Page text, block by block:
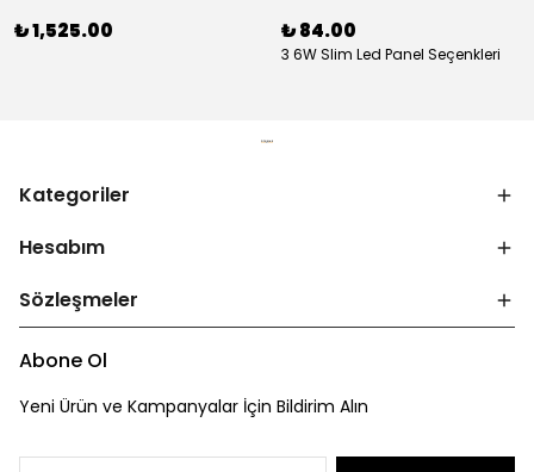
₺ 1,525.00 ₺ 84.00
3 6W Slim Led Panel Seçenkleri
Kategoriler
Hesabım
Sözleşmeler
Abone Ol
Yeni Ürün ve Kampanyalar İçin Bildirim Alın